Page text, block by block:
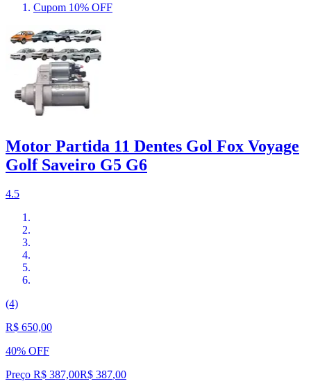
Cupom 10% OFF
Motor Partida 11 Dentes Gol Fox Voyage
Golf Saveiro G5 G6
4.5
(4)
R$ 650,00
40% OFF
Preço R$ 387,00R$ 387,00